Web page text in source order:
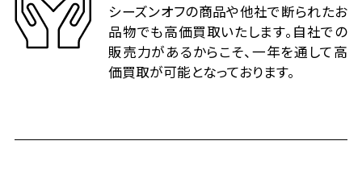
シーズンオフの商品や他社で断られたお
品物でも高価買取いたします。自社での
販売力があるからこそ、一年を通して高
価買取が可能となっております。